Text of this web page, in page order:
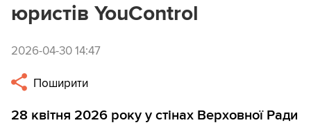
юристів YouControl
2026-04-30 14:47
Поширити
28 квітня 2026 року у стінах Верховної Ради